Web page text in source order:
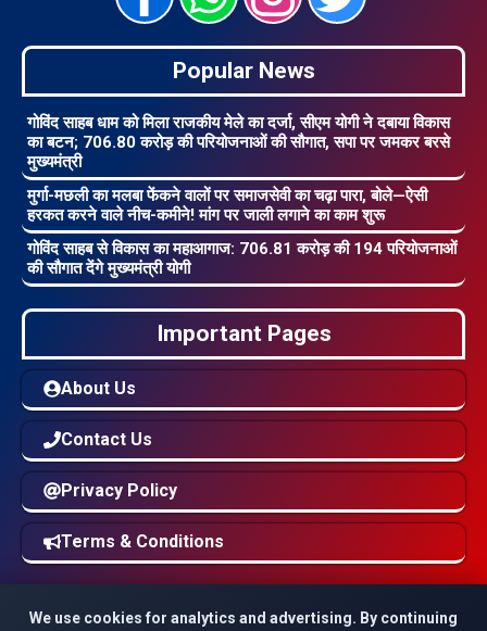
Popular News
गोविंद साहब धाम को मिला राजकीय मेले का दर्जा, सीएम योगी ने दबाया विकास
का बटन; 706.80 करोड़ की परियोजनाओं की सौगात, सपा पर जमकर बरसे
मुख्यमंत्री
मुर्गा-मछली का मलबा फेंकने वालों पर समाजसेवी का चढ़ा पारा, बोले—ऐसी
हरकत करने वाले नीच-कमीने! मांग पर जाली लगाने का काम शुरू
गोविंद साहब से विकास का महाआगाज: 706.81 करोड़ की 194 परियोजनाओं
की सौगात देंगे मुख्यमंत्री योगी
Important Pages
About Us
Contact Us
Privacy Policy
Terms & Conditions
We use cookies for analytics and advertising. By continuing